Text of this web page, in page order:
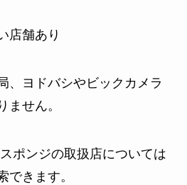
店舗あり
、ヨドバシやビックカメラ
ません。
ポンジの取扱店については
できます。